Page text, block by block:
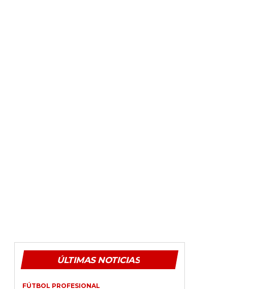
ÚLTIMAS NOTICIAS
FÚTBOL PROFESIONAL